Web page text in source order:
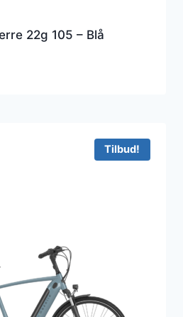
22g 105 – Blå
Tilbud!